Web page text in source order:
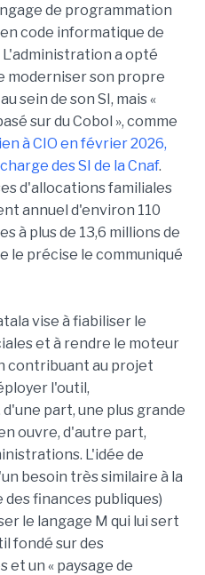
de programmation
code informatique de
a opté
moderniser son propre
sein de son SI, mais «
sur du Cobol », comme
à CIO en février 2026,
des SI de la Cnaf.
d'allocations familiales
annuel d'environ 110
à plus de 13,6 millions de
le précise le communiqué
vise à fiabiliser le
et à rendre le moteur
contribuant au projet
l'outil,
part, une plus grande
ouvre, d'autre part,
L'idée de
besoin très similaire à la
finances publiques)
le langage M qui lui sert
fondé sur des
un « paysage de